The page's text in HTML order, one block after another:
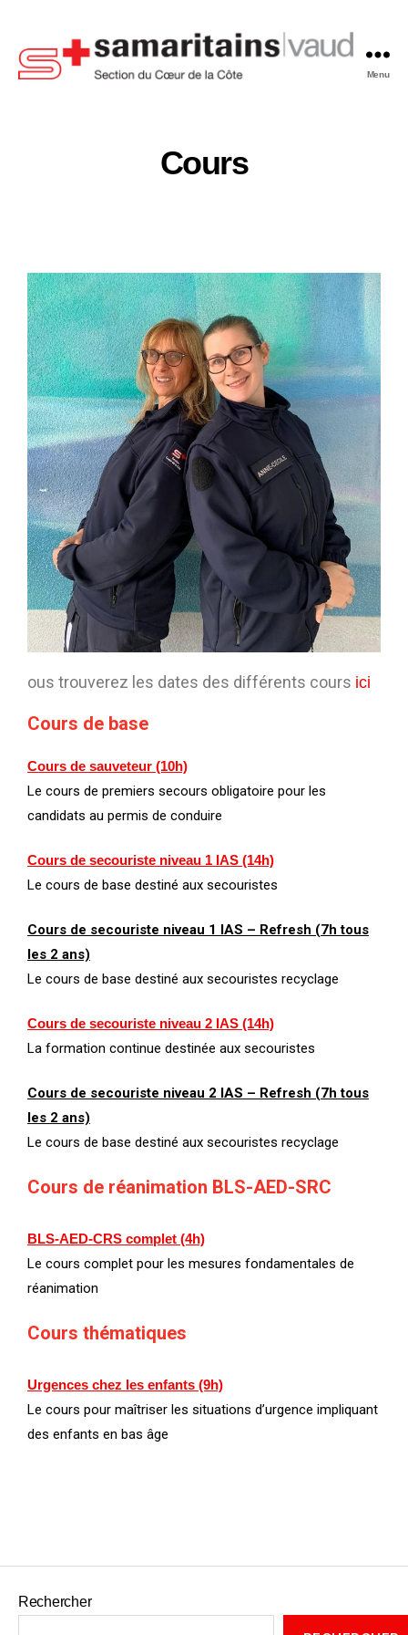
Menu
Cours
ous trouverez les dates des différents cours ici
Cours de base
Cours de sauveteur (10h)
Le cours de premiers secours obligatoire pour les
candidats au permis de conduire
Cours de secouriste niveau 1 IAS (14h)
Le cours de base destiné aux secouristes
Cours de secouriste niveau 1 IAS – Refresh (7h tous
les 2 ans)
Le cours de base destiné aux secouristes recyclage
Cours de secouriste niveau 2 IAS (14h)
La formation continue destinée aux secouristes
Cours de secouriste niveau 2 IAS – Refresh (7h tous
les 2 ans)
Le cours de base destiné aux secouristes recyclage
Cours de réanimation BLS-AED-SRC
BLS-AED-CRS complet (4h)
Le cours complet pour les mesures fondamentales de
réanimation
Cours thématiques
Urgences chez les enfants (9h)
Le cours pour maîtriser les situations d’urgence impliquant
des enfants en bas âge
Rechercher